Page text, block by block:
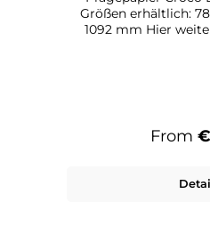
Größen erhältlich: 787 x 500 mm 787 x
1092 mm
From